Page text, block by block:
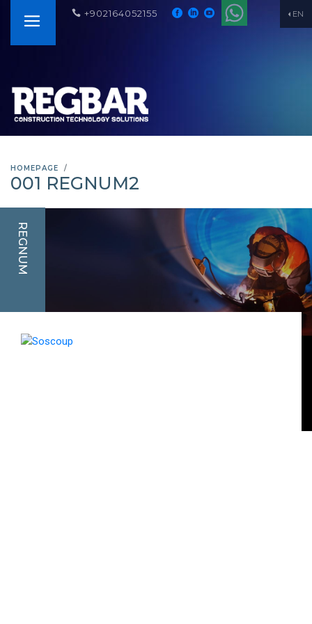
EN
+902164052155
HOMEPAGE
001 REGNUM2
REGNUM